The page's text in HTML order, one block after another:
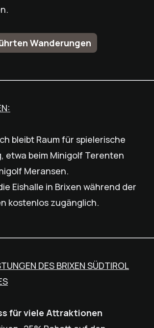
Wanderungen
bleibt Raum für spielerische
etwa beim Minigolf Terenten
Meransen.
Eishalle in Brixen während der
kostenlos zugänglich.
DES BRIXEN SÜDTIROL
für viele Attraktionen